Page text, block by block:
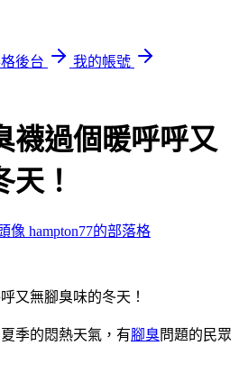
後台
我的帳號
襪過個暖呼呼又
天！
hampton77的部落格
又無腳臭味的冬天！
季的悶熱天氣，有腳臭問題的民眾